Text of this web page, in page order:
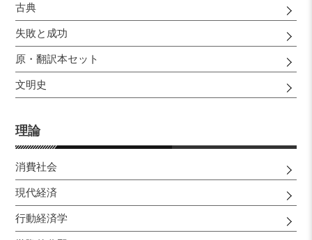
古典
失敗と成功
原・翻訳本セット
文明史
理論
消費社会
現代経済
行動経済学